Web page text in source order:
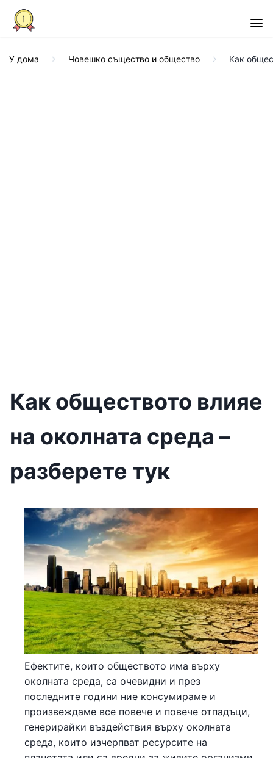
У дома Човешко същество и общество Как
Как обществото влияе
на околната среда –
разберете тук
Ефектите, които обществото има върху
околната среда, са очевидни и през
последните години ние консумираме и
произвеждаме все повече и повече отпадъци,
генерирайки въздействия върху околната
среда, които изчерпват ресурсите на